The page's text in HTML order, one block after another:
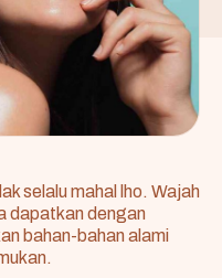
selalu mahal lho. Wajah
dapatkan dengan
bahan-bahan alami